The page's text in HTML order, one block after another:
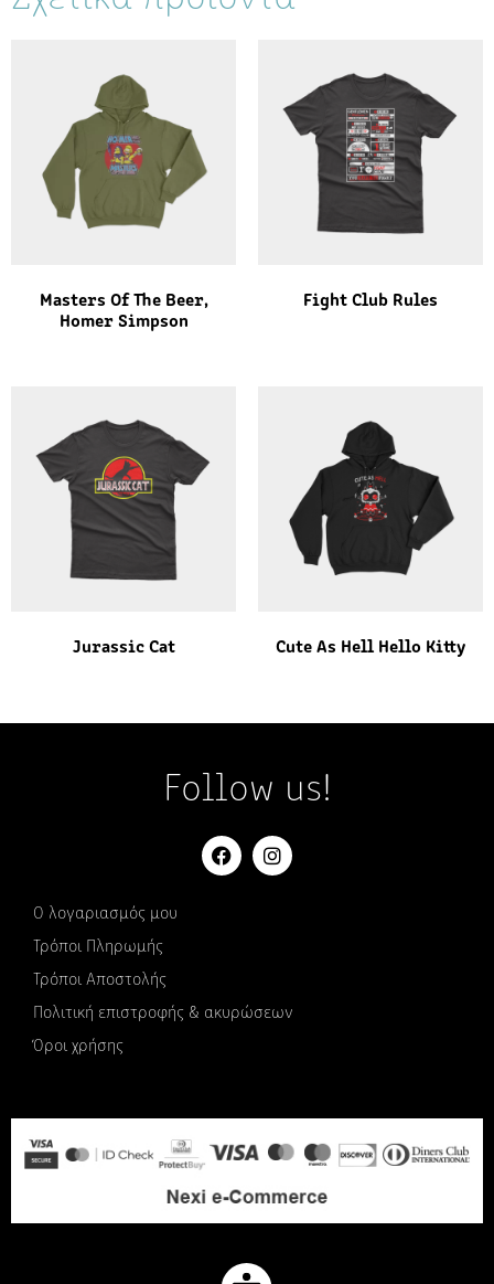
Masters Of The Beer,
Homer Simpson
Fight Club Rules
Jurassic Cat Cute As Hell Hello Kitty
Follow us!
Ο λογαριασμός μου
Τρόποι Πληρωμής
Τρόποι Αποστολής
Πολιτική επιστροφής & ακυρώσεων
Όροι χρήσης